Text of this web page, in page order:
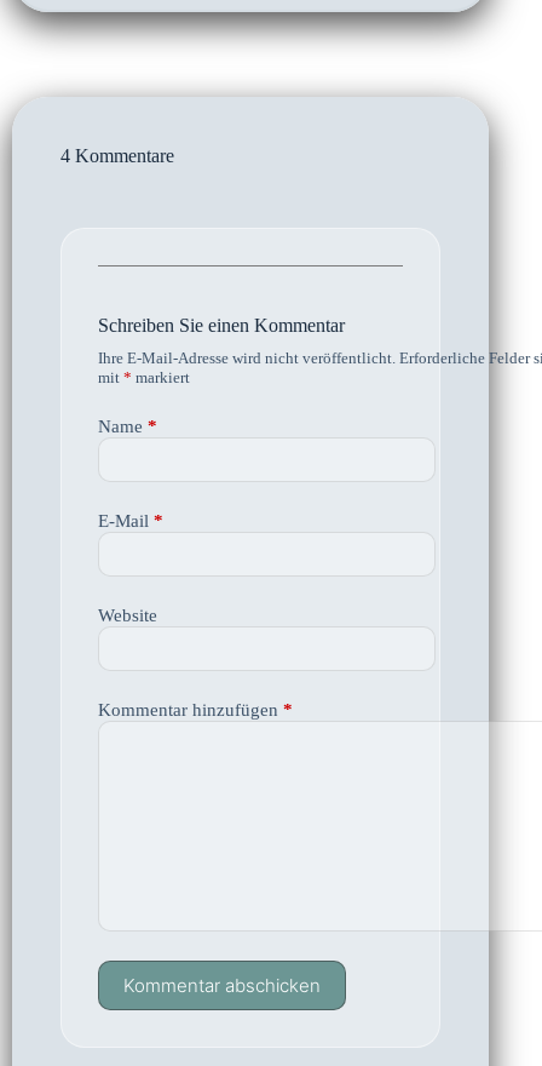
4 Kommentare
Schreiben Sie einen Kommentar
Ihre E-Mail-Adresse wird nicht veröffentlicht. Erforderliche Felder
mit * markiert
Name *
E-Mail *
Website
Kommentar hinzufügen *
Kommentar abschicken